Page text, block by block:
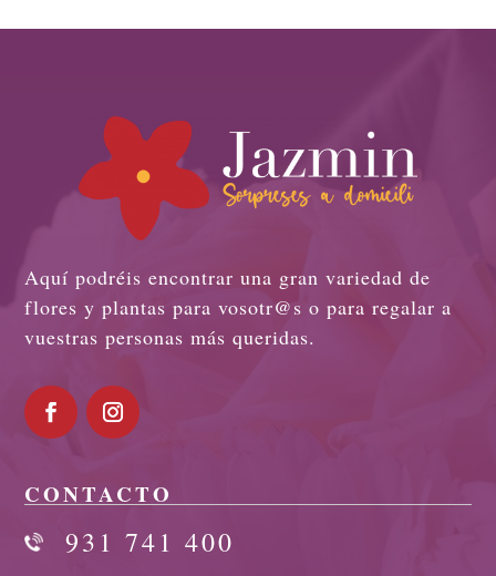
Aquí podréis encontrar una gran variedad de
flores y plantas para vosotr@s o para regalar a
vuestras personas más queridas.
CONTACTO
931 741 400